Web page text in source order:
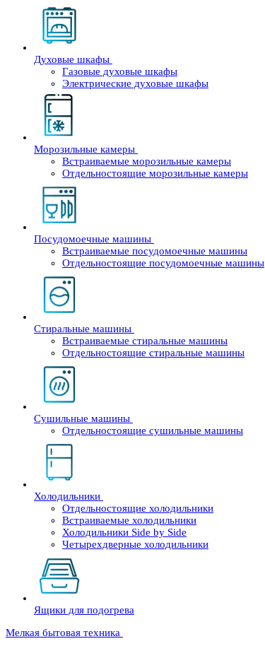
Духовые шкафы
Газовые духовые шкафы
Электрические духовые шкафы
Морозильные камеры
Встраиваемые морозильные камеры
Отдельностоящие морозильные камеры
Посудомоечные машины
Встраиваемые посудомоечные машины
Отдельностоящие посудомоечные машины
Стиральные машины
Встраиваемые стиральные машины
Отдельностоящие стиральные машины
Сушильные машины
Отдельностоящие сушильные машины
Холодильники
Отдельностоящие холодильники
Встраиваемые холодильники
Холодильники Side by Side
Четырехдверные холодильники
Ящики для подогрева
Мелкая бытовая техника